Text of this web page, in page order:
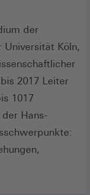
der
Köln,
2017 Leiter
1017
Hans-